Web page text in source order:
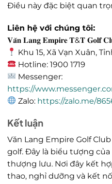
Điều này đặc biệt quan
Liên hệ với chúng tôi:
𝐕𝐚̆𝐧 𝐋𝐚𝐧𝐠 𝐄𝐦𝐩𝐢𝐫𝐞 𝐓&𝐓 𝐆𝐨𝐥𝐟
Khu 15, Xã Vạn Xuân,
Hotline: 1900 1719
Messenger:
https://
Zalo: https://zalo.me/
Kết luận
Văn Lang Empire Golf
golf. Đây là biểu tượng
thượng lưu. Nơi đây kết
thao, nghỉ dưỡng và kết